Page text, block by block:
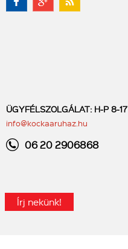
ÜGYFÉLSZOLGÁLAT: H-P 8-17
info@kockaaruhaz.hu
06 20 2906868
Írj nekünk!